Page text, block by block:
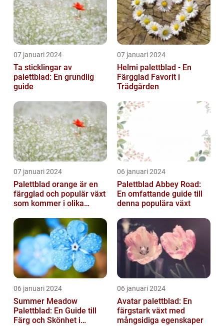
07 januari 2024
Ta sticklingar av
palettblad: En grundlig
guide
07 januari 2024
Helmi palettblad - En
Färgglad Favorit i
Trädgården
07 januari 2024
Palettblad orange är en
färgglad och populär växt
som kommer i olika
06 januari 2024
Palettblad Abbey Road:
En omfattande guide till
denna populära växt
06 januari 2024
Summer Meadow
Palettblad: En Guide till
Färg och Skönhet i
06 januari 2024
Avatar palettblad: En
färgstark växt med
mångsidiga egenskaper